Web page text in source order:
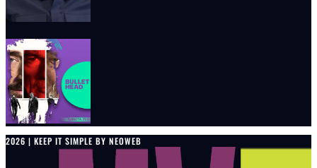
2026 | KEEP IT SIMPLE BY NEOWEB